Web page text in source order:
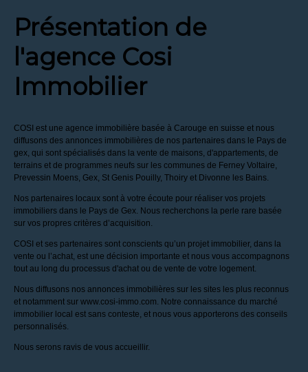
Présentation de
l'agence Cosi
Immobilier
COSI est une agence immobilière basée à Carouge en suisse et nous
diffusons des annonces immobilières de nos partenaires dans le Pays de
gex, qui sont spécialisés dans la vente de maisons, d'appartements, de
terrains et de programmes neufs sur les communes de Ferney Voltaire,
Prevessin Moens, Gex, St Genis Pouilly, Thoiry et Divonne les Bains.
Nos partenaires locaux sont à votre écoute pour réaliser vos projets
immobiliers dans le Pays de Gex. Nous recherchons la perle rare basée
sur vos propres critères d’acquisition.
COSI et ses partenaires sont conscients qu’un projet immobilier, dans la
vente ou l’achat, est une décision importante et nous vous accompagnons
tout au long du processus d'achat ou de vente de votre logement.
Nous diffusons nos annonces immobilières sur les sites les plus reconnus
et notamment sur www.cosi-immo.com. Notre connaissance du marché
immobilier local est sans conteste, et nous vous apporterons des conseils
personnalisés.
Nous serons ravis de vous accueillir.